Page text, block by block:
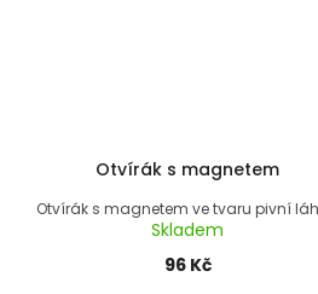
Otvírák s magnetem
Otvírák s magnetem ve tvaru pivní
Skladem
96 Kč